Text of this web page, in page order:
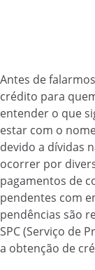
Antes de
crédito para
entender o que
estar com o
devido a dívidas
ocorrer por
pagamentos de
pendentes com
pendências são
SPC (Serviço de
a obtenção de